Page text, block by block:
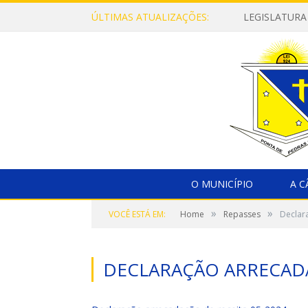
ÚLTIMAS ATUALIZAÇÕES:
O MUNICÍPIO A
VOCÊ ESTÁ EM: Home » Repasses »
DECLARAÇÃO